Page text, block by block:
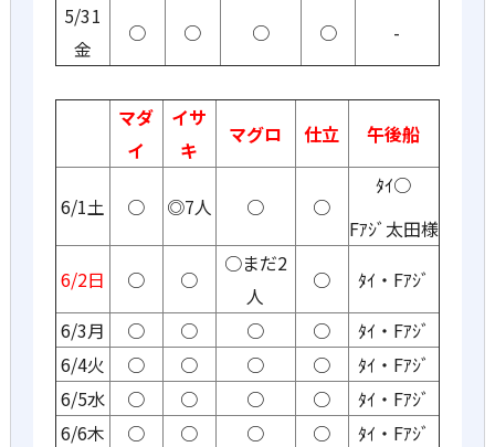
5/31
金
○ ○ ○ ○ -
マダ
イ
イサ
キ
マグロ 仕立 午後船
6/1土 ○ ◎7人 ○ ○
ﾀｲ○
Fｱｼﾞ太田様
6/2日
○ ○
○まだ2
人
○
ﾀｲ・Fｱｼﾞ
6/3月
○ ○ ○ ○
ﾀｲ・Fｱｼﾞ
6/4火
○ ○ ○ ○
ﾀｲ・Fｱｼﾞ
6/5水
○ ○ ○ ○
ﾀｲ・Fｱｼﾞ
6/6木
○ ○ ○ ○
ﾀｲ・Fｱｼﾞ